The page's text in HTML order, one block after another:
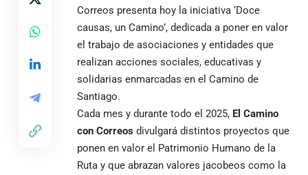
Correos presenta hoy la iniciativa ‘Doce
causas, un Camino’, dedicada a poner en valor
el trabajo de asociaciones y entidades que
realizan acciones sociales, educativas y
solidarias enmarcadas en el Camino de
Santiago.
Cada mes y durante todo el 2025, El Camino
con Correos divulgará distintos proyectos que
ponen en valor el Patrimonio Humano de la
Ruta y que abrazan valores jacobeos como la